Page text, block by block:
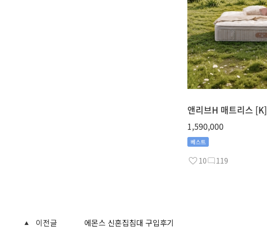
앤리브H 매트리스 [K]
1,590,000
베스트
10 119
이전글 에몬스 신혼집침대 구입후기